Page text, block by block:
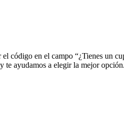
en el campo “¿Tienes un
y te ayudamos a elegir la mejor opción.